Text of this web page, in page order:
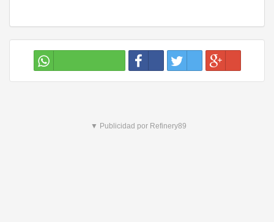
▼ Publicidad por Refinery89